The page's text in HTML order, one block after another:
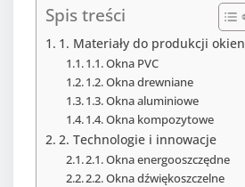
Spis treści
1. Materiały do produkcji okien
1.1. Okna PVC
1.2. Okna drewniane
1.3. Okna aluminiowe
1.4. Okna kompozytowe
2. Technologie i innowacje
2.1. Okna energooszczędne
2.2. Okna dźwiękoszczelne